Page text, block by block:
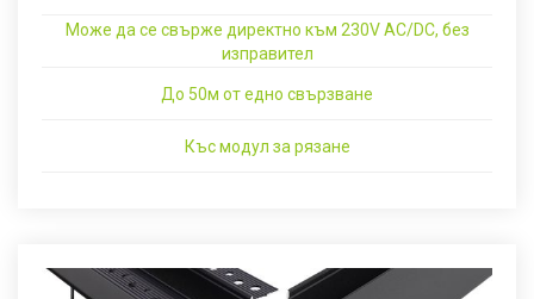
Може да се свърже директно към 230V AC/DC, без
изправител
До 50м от едно свързване
Къс модул за рязане